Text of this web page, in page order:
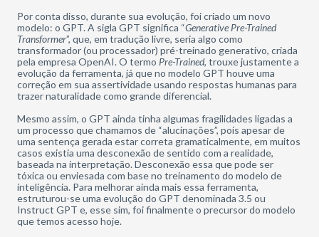
Por conta disso, durante sua evolução, foi criado um novo
modelo: o GPT. A sigla GPT significa “Generative Pre-Trained
Transformer”, que, em tradução livre, seria algo como
transformador (ou processador) pré-treinado generativo, criada
pela empresa OpenAI. O termo Pre-Trained, trouxe justamente a
evolução da ferramenta, já que no modelo GPT houve uma
correção em sua assertividade usando respostas humanas para
trazer naturalidade como grande diferencial.
Mesmo assim, o GPT ainda tinha algumas fragilidades ligadas a
um processo que chamamos de “alucinações”, pois apesar de
uma sentença gerada estar correta gramaticalmente, em muitos
casos existia uma desconexão de sentido com a realidade,
baseada na interpretação. Desconexão essa que pode ser
tóxica ou enviesada com base no treinamento do modelo de
inteligência. Para melhorar ainda mais essa ferramenta,
estruturou-se uma evolução do GPT denominada 3.5 ou
Instruct GPT e, esse sim, foi finalmente o precursor do modelo
que temos acesso hoje.